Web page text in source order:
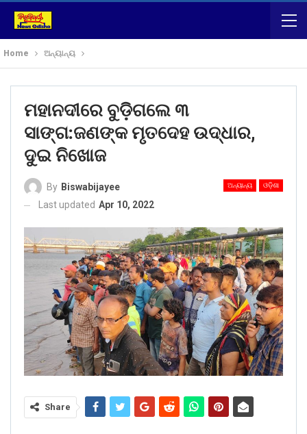
Home ଅନ୍ୟାନ୍ୟ
ମହାନଦୀରେ ବୁଡ଼ିଗଲେ ୩
ସାଙ୍ଗ:ଜଣଙ୍କ ମୃତଦେହ ଉଦ୍ଧାର,
ଦୁଇ ନିଖୋଜ
ଅନ୍ୟାନ୍ୟ ଓଡ଼ିଶା
By Biswabijayee
Last updated Apr 10, 2022
Share